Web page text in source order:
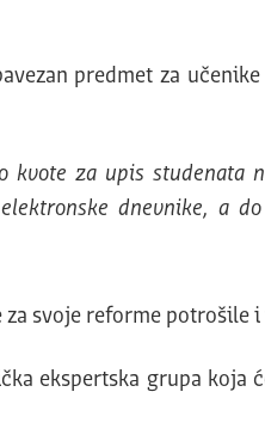
predmet za
kvote za upis studenata
dnevnike, a do
svoje reforme potrošile
ekspertska grupa